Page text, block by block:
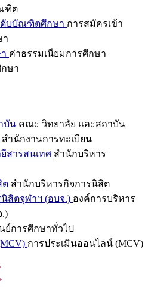
ฑิต
ดับบัณฑิตศึกษา การสมัครเข้า
า
ค่าธรรมเนียมการศึกษา
ษา
บัน คณะ วิทยาลัย และสถาบัน
สำนักงานการทะเบียน
สารสนเทศ สำนักบริหาร
ต สำนักบริหารกิจการนิสิต
สิตจุฬาฯ (อบจ.) องค์การบริหาร
ย์การศึกษาทั่วไป
การประเมินออนไลน์ (MCV)